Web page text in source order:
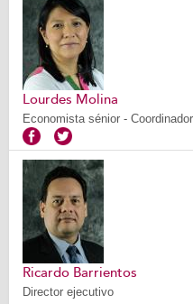
Lourdes Molina
Economista sénior -
Ricardo Barrientos
Director ejecutivo